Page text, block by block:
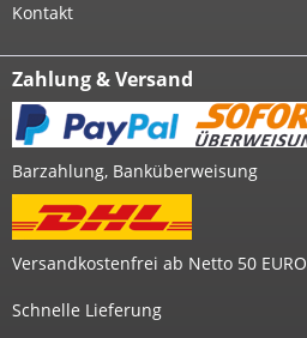
Kontakt
Zahlung & Versand
Barzahlung, Banküberweisung
Versandkostenfrei ab Netto 50 EURO
Schnelle Lieferung